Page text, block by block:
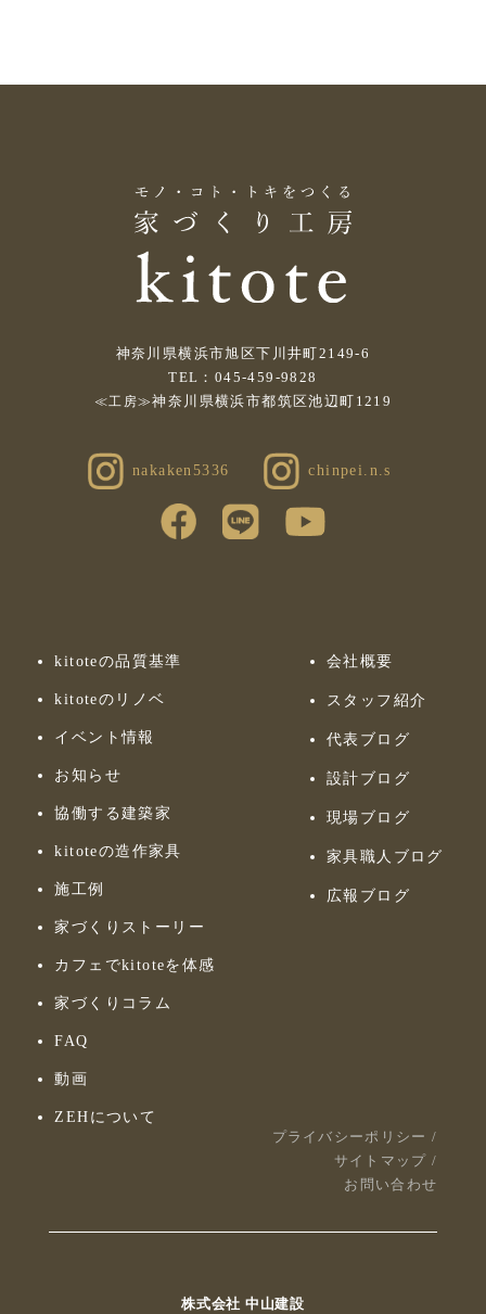
神奈川県横浜市旭区下川井町2149-6
TEL：045-459-9828
≪工房≫神奈川県横浜市都筑区池辺町1219
nakaken5336 chinpei.n.s
kitoteの品質基準
kitoteのリノベ
イベント情報
お知らせ
協働する建築家
kitoteの造作家具
施工例
家づくりストーリー
カフェでkitoteを体感
家づくりコラム
FAQ
動画
ZEHについて
会社概要
スタッフ紹介
代表ブログ
設計ブログ
現場ブログ
家具職人ブログ
広報ブログ
プライバシーポリシー /
サイトマップ /
お問い合わせ
株式会社 中山建設